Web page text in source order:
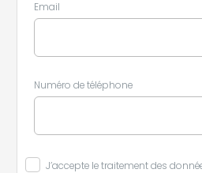
Email
Numéro de téléphone
J’accepte le traitement des